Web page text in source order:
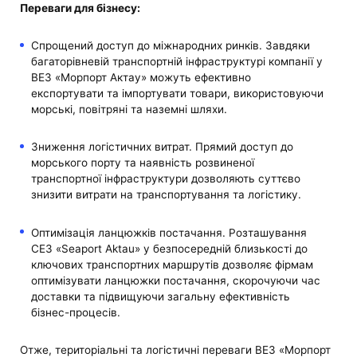
Переваги для бізнесу:
Спрощений доступ до міжнародних ринків. Завдяки
багаторівневій транспортній інфраструктурі компанії у
ВЕЗ «Морпорт Актау» можуть ефективно
експортувати та імпортувати товари, використовуючи
морські, повітряні та наземні шляхи.
Зниження логістичних витрат. Прямий доступ до
морського порту та наявність розвиненої
транспортної інфраструктури дозволяють суттєво
знизити витрати на транспортування та логістику.
Оптимізація ланцюжків постачання. Розташування
СЕЗ «Seaport Aktau» у безпосередній близькості до
ключових транспортних маршрутів дозволяє фірмам
оптимізувати ланцюжки постачання, скорочуючи час
доставки та підвищуючи загальну ефективність
бізнес-процесів.
Отже, територіальні та логістичні переваги ВЕЗ «Морпорт